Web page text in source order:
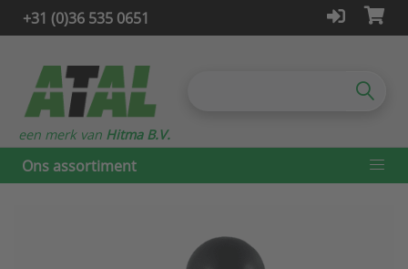
+31 (0)36 535 0651
Ons assortiment
een merk van Hitma B.V.